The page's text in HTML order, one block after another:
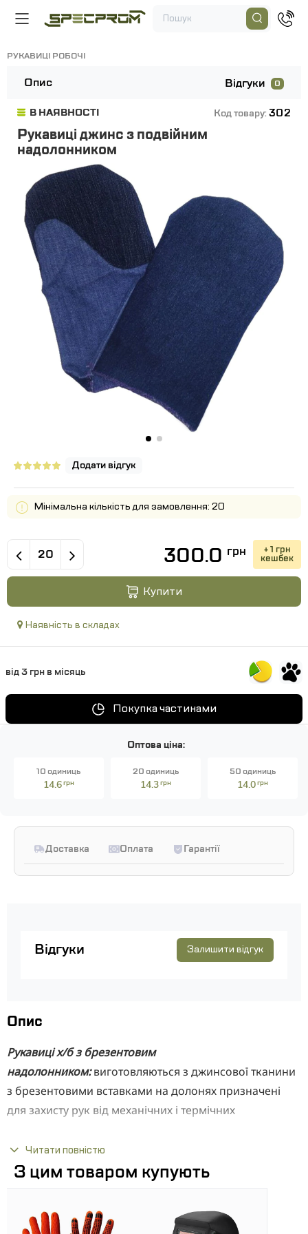
РУКАВИЦІ РОБОЧІ
Опис Відгуки 0
В НАЯВНОСТІ Код товару: 302
Рукавиці джинс з подвійним
надолонником
Додати відгук
Мінімальна кількість для замовлення: 20
300.0 грн + 1 грн
кешбек
Купити
Наявність в складах
від 3 грн в місяць
Покупка частинами
Оптова ціна:
10 одиниць
14.6грн
20 одиниць
14.3грн
50 одиниць
14.0грн
Доставка Оплата Гарантії
Відгуки Залишити відгук
Опис
Рукавиці х/б з брезентовим
надолонником:виготовляються з джинсової тканини
з брезентовими вставками на долонях призначені
для захисту рук від механічних і термічних
міцності, що забезпечує надійність при виконанні
робіт з підвищеними навантаженнями на долоні.
Читати повністю
З цим товаром купують